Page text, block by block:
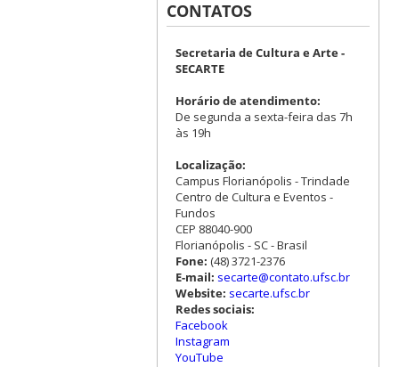
CONTATOS
Secretaria de Cultura e Arte -
SECARTE
Horário de atendimento:
De segunda a sexta-feira das 7h
às 19h
Localização:
Campus Florianópolis - Trindade
Centro de Cultura e Eventos -
Fundos
CEP 88040-900
Florianópolis - SC - Brasil
Fone: (48) 3721-2376
E-mail: secarte@contato.ufsc.br
Website: secarte.ufsc.br
Redes sociais:
Facebook
Instagram
YouTube